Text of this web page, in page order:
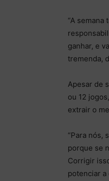
“A
ganhar, e
tremenda,
Apesar de
ou 12
extrair o
“Para nós,
porque se
Corrigir
potenciar